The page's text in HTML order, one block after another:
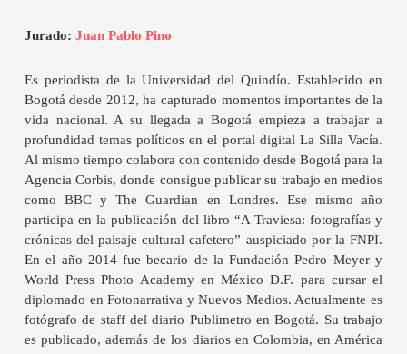
Jurado: Juan Pablo Pino
Es periodista de la Universidad del Quindío. Establecido en
Bogotá desde 2012, ha capturado momentos importantes de la
vida nacional. A su llegada a Bogotá empieza a trabajar a
profundidad temas políticos en el portal digital La Silla Vacía.
Al mismo tiempo colabora con contenido desde Bogotá para la
Agencia Corbis, donde consigue publicar su trabajo en medios
como BBC y The Guardian en Londres. Ese mismo año
participa en la publicación del libro “A Traviesa: fotografías y
crónicas del paisaje cultural cafetero” auspiciado por la FNPI.
En el año 2014 fue becario de la Fundación Pedro Meyer y
World Press Photo Academy en México D.F. para cursar el
diplomado en Fotonarrativa y Nuevos Medios. Actualmente es
fotógrafo de staff del diario Publimetro en Bogotá. Su trabajo
es publicado, además de los diarios en Colombia, en América